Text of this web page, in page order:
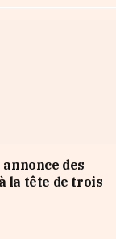
des
la tête de trois